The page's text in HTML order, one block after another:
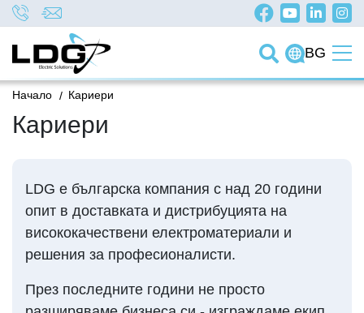
BG
/
Начало Кариери
Кариери
LDG е българска компания с над 20 години
опит в доставката и дистрибуцията на
висококачествени електроматериали и
решения за професионалисти.
През последните години не просто